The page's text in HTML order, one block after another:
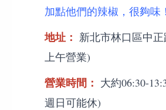
加點他們的辣椒，很夠味
地址： 新北市林口區中
上午營業)
營業時間： 大約06:30-
週日可能休)